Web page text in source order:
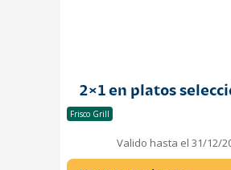
2×1 en platos
Frisco Grill
Valido hasta el 31/12/